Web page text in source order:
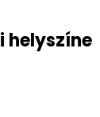
helyszíne